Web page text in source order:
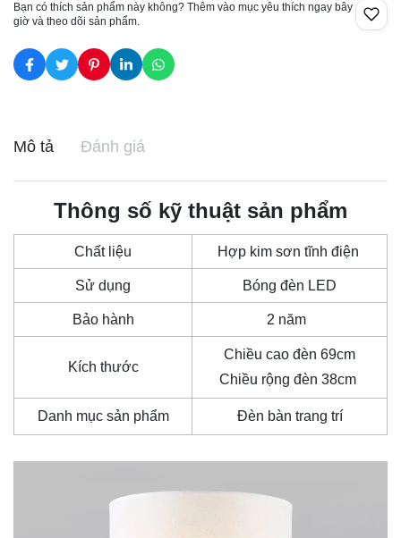
Bạn có thích sản phẩm này không? Thêm vào mục yêu thích ngay bây
giờ và theo dõi sản phẩm.
Mô tả Đánh giá
Thông số kỹ thuật sản phẩm
Chất liệu Hợp kim sơn tĩnh điện
Sử dụng Bóng đèn LED
Bảo hành 2 năm
Kích thước
Chiều cao đèn 69cm
Chiều rộng đèn 38cm
Danh mục sản phẩm Đèn bàn trang trí